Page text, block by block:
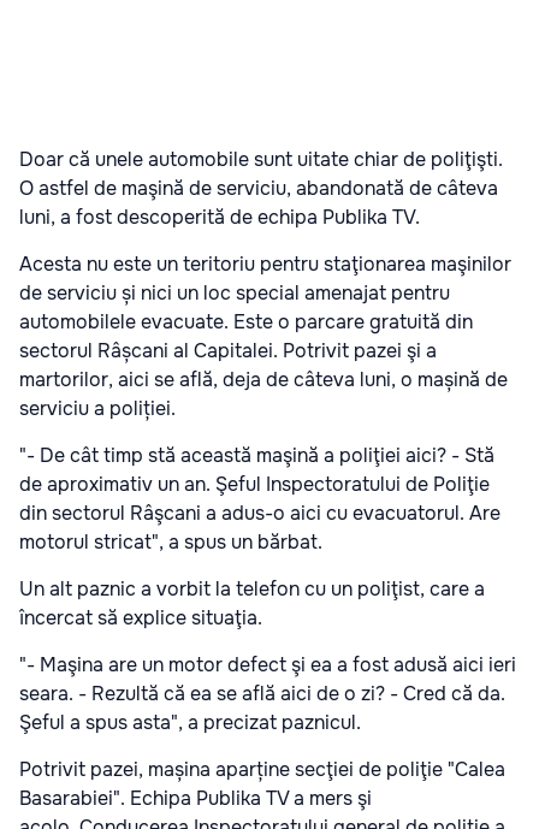
Doar că unele automobile sunt uitate chiar de poliţişti.
O astfel de maşină de serviciu, abandonată de câteva
luni, a fost descoperită de echipa Publika TV.
Acesta nu este un teritoriu pentru staţionarea maşinilor
de serviciu și nici un loc special amenajat pentru
automobilele evacuate. Este o parcare gratuită din
sectorul Râșcani al Capitalei. Potrivit pazei şi a
martorilor, aici se află, deja de câteva luni, o mașină de
serviciu a poliției.
"- De cât timp stă această maşină a poliţiei aici? - Stă
de aproximativ un an. Şeful Inspectoratului de Poliţie
din sectorul Râşcani a adus-o aici cu evacuatorul. Are
motorul stricat", a spus un bărbat.
Un alt paznic a vorbit la telefon cu un poliţist, care a
încercat să explice situaţia.
"- Maşina are un motor defect şi ea a fost adusă aici ieri
seara. - Rezultă că ea se află aici de o zi? - Cred că da.
Şeful a spus asta", a precizat paznicul.
Potrivit pazei, mașina aparține secţiei de poliţie "Calea
Basarabiei". Echipa Publika TV a mers şi